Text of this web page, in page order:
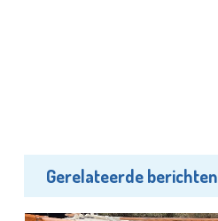
Gerelateerde berichten